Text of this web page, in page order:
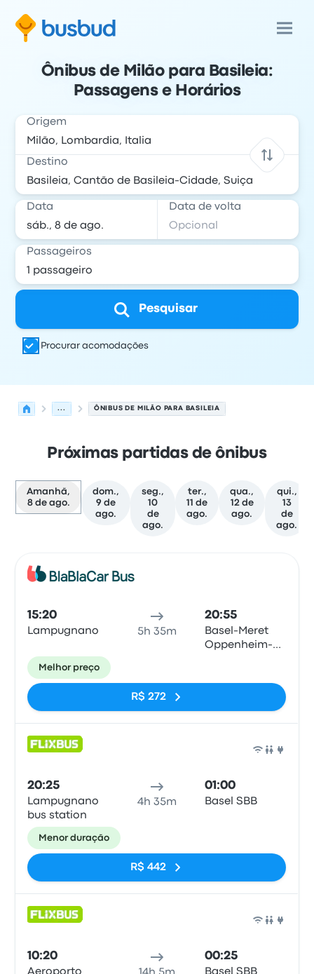
Ônibus de Milão para Basileia:
Passagens e Horários
Origem
Destino
Data Data de volta
Passageiros
Pesquisar
Procurar acomodações
... ÔNIBUS DE MILÃO PARA BASILEIA
Próximas partidas de ônibus
Amanhã,
8 de ago.
dom.,
9 de
ago.
seg.,
10
de
ago.
ter.,
11 de
ago.
qua.,
12 de
ago.
qui.,
13
de
ago.
15:20
Lampugnano 5h 35m
20:55
Basel-Meret
Oppenheim-
Melhor preço
R$ 272
20:25
Lampugnano
bus station
4h 35m
01:00
Basel SBB
Menor duração
R$ 442
10:20
Aeroporto
00:25
Basel SBB